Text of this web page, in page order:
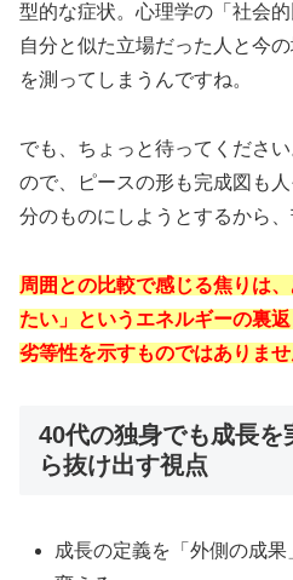
型的な症状。心理学の「社会
自分と似た立場だった人と今
を測ってしまうんですね。
でも、ちょっと待ってくださ
ので、
ピースの形も完成図も
分のものにしようとするから、
周囲との比較で感じる焦りは
たい」というエネルギーの裏
劣等性を示すものではありませ
40代の独身でも成長
ら抜け出す視点
成長の定義を「外側の成